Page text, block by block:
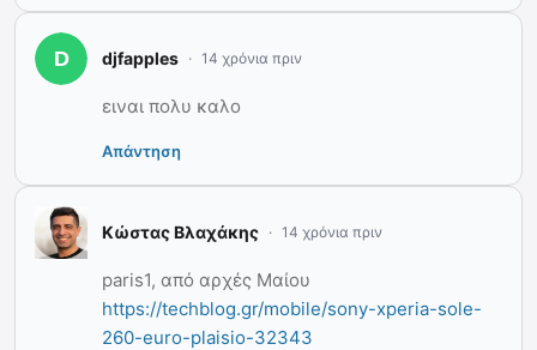
djfapples 14 χρόνια πριν
ειναι πολυ καλο
Απάντηση
Κώστας Βλαχάκης 14 χρόνια πριν
paris1, από αρχές Μαίου
https://techblog.gr/mobile/sony-xperia-sole-
260-euro-plaisio-32343